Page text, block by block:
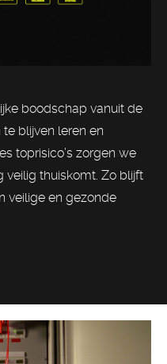
boodschap vanuit de
blijven leren en
toprisico’s zorgen we
veilig thuiskomt. Zo blijft
veilige en gezonde